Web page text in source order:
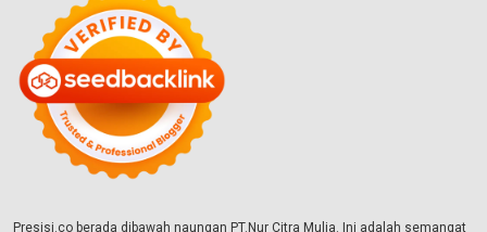
Presisi.co berada dibawah naungan PT.Nur Citra Mulia. Ini adalah semangat